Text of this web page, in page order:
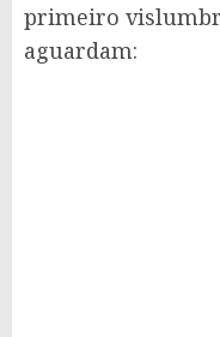
primeiro
aguardam: